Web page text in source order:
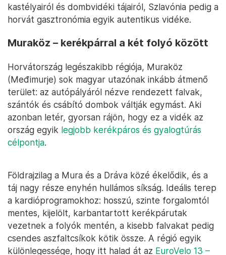
kastélyairól és dombvidéki tájairól, Szlavónia pedig a
horvát gasztronómia egyik autentikus vidéke.
Muraköz – kerékpárral a két folyó között
Horvátország legészakibb régiója, Muraköz
(Međimurje) sok magyar utazónak inkább átmenő
terület: az autópályáról nézve rendezett falvak,
szántók és csábító dombok váltják egymást. Aki
azonban letér, gyorsan rájön, hogy ez a vidék az
ország egyik legjobb kerékpáros és gyalogtúrás
célpontja.
Földrajzilag a Mura és a Dráva közé ékelődik, és a
táj nagy része enyhén hullámos síkság. Ideális terep
a kardióprogramokhoz: hosszú, szinte forgalomtól
mentes, kijelölt, karbantartott kerékpárutak
vezetnek a folyók mentén, a kisebb falvakat pedig
csendes aszfaltcsíkok kötik össze. A régió egyik
különlegessége, hogy itt halad át az EuroVelo 13 –